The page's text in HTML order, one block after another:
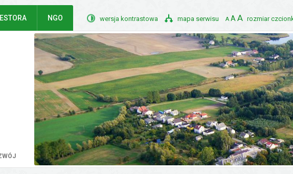
NGO wersja kontrastowa mapa serwisu
A
CZCIONKĘ
A
ROZMIAR
A
POWIĘKSZ
CZCIONKĘ
rozmiar
poprzednie baner